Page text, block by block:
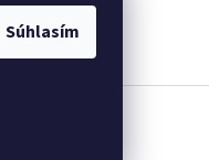
Súhlasím